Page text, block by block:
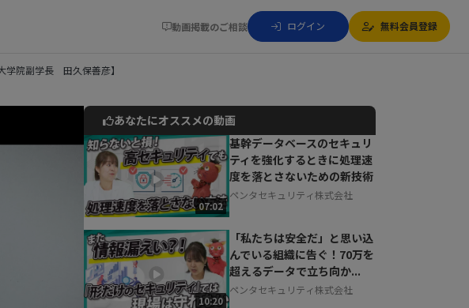
動画掲載のご相談 ログイン 無料会員登録
学院副学長 田久保善彦】
動画でご紹介しているサービスについて
お気軽にご相談・ご質問いただけます！
30秒でお申し込み可能
相談を希望する 無料
あなたにオススメの動画
07:02
基幹データベースのセキュリ
ティを強化するときに処理速
度を落とさないための新技術
ペンタセキュリティ株式会社
10:20
「私たちは安全だ」と思い込
んでいる組織に告ぐ！70万を
超えるデータで立ち向か...
ペンタセキュリティ株式会社